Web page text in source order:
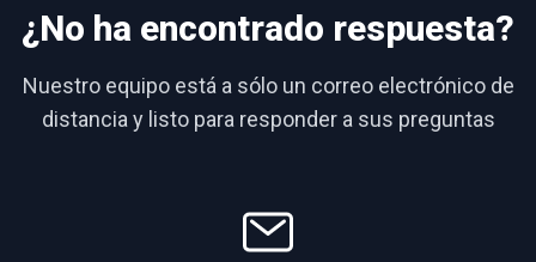
¿No ha encontrado respuesta?
Nuestro equipo está a sólo un correo electrónico de
distancia y listo para responder a sus preguntas